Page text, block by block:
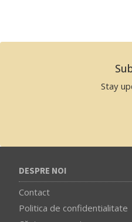
Stay
DESPRE NOI
Contact
Politica de confidentialitate